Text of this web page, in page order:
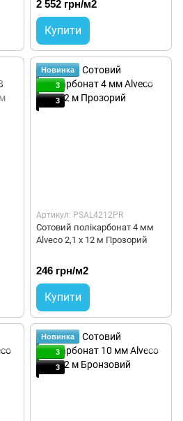
2 552 грн/м2
Купити
Новинка
3
3
Артикул: PSAL4212PR
Сотовий полікарбонат 4 мм
Alveco 2,1 x 12 м Прозорий
246 грн/м2
Купити
Новинка
3
3